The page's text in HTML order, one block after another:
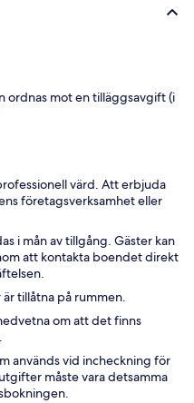
ordnas mot en tilläggsavgift (i
värd. Att erbjuda
företagsverksamhet eller
i mån av tillgång. Gäster kan
att kontakta boendet direkt
tillåtna på rummen.
om att det finns
används vid incheckning för
måste vara detsamma